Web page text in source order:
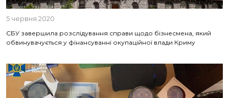
5 червня 2020
СБУ завершила розслідування справи щодо бізнесмена, який
обвинувачується у фінансуванні окупаційної влади Криму